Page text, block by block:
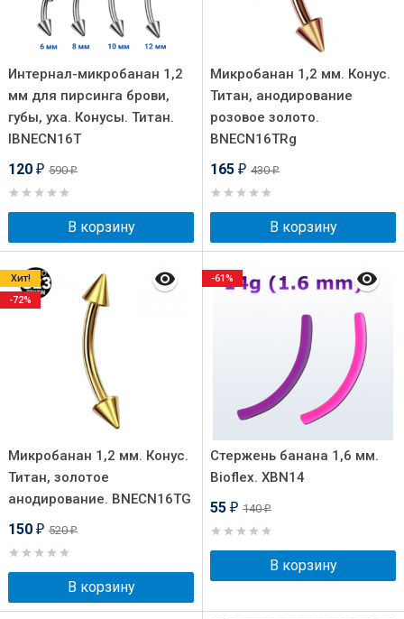
Интернал-микробанан 1,2
мм для пирсинга брови,
губы, уха. Конусы. Титан.
IBNECN16T
120 ₽ 590₽
В корзину
Микробанан 1,2 мм. Конус.
Титан, анодирование
розовое золото.
BNECN16TRg
165 ₽ 430₽
В корзину
Микробанан 1,2 мм. Конус.
Титан, золотое
анодирование. BNECN16TG
150 ₽ 520₽
В корзину
Хит!
-72%
Стержень банана 1,6 мм.
Bioflex. XBN14
55 ₽ 140₽
В корзину
-61%